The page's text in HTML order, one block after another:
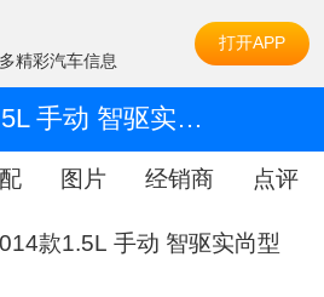
精彩汽车信息
打开APP
2014款 1.5L 手动 智驱实尚型
图片 经销商 点评
款1.5L 手动 智驱实尚型